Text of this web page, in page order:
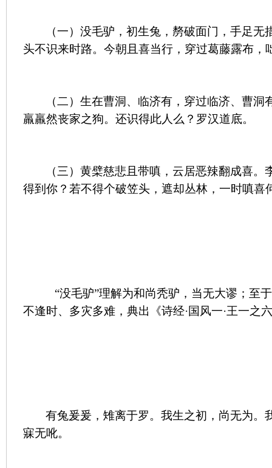
（一）没毛驴，初生兔，剺破面门，手足
头不识来时路。今朝且喜当行，穿过葛藤露布，
（二）生在曹洞、临济有，穿过临济、曹
羸羸然丧家之狗。还识得此人么？罗汉道底。
（三）黄檗慈悲且带嗔，云居恶辣翻成喜
得到你？若不得个破笠头，遮却丛林，一时嗔喜
“没毛驴”理解为和尚秃驴，当无大谬；至
不逢时、多灾多难，典出《诗经·国风一·王一之
有兔爰爰，雉离于罗。我生之初，尚无为。
寐无吪。